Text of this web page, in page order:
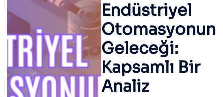
Endüstriyel
Otomasyonun
Geleceği:
Kapsamlı Bir
Analiz